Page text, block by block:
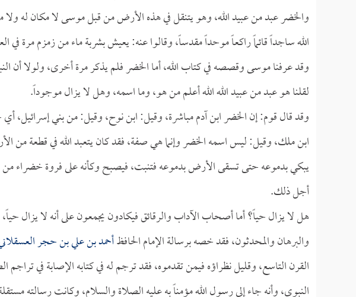
والخضر عبد من عبيد الله، وهو يتنقل في هذه الأرض من قبل موسى لا مكان له ولا
الله ساجداً قائماً راكعاً موحداً مقدساً، وقالوا عنه: يعيش بشربة ماء من زمزم مرة في
وقد عرفنا موسى وقصصه في كتاب الله، أما الخضر فلم يذكر مرة أخرى، ولولا أن
لقلنا هو عبد من عبيد الله الله أعلم من هو، وما اسمه، وهل لا يزال موجوداً.
وقد قال قوم: إن الخضر ابن آدم مباشرة، وقيل: ابن نوح، وقيل: من بني إسرائيل،
ابن ملك، وقيل: ليس اسمه الخضر وإنما هي صفة، فقد كان يتعبد الله في قطعة من
يبكي بدموعه حتى تسقى الأرض بدموعه فتنبت، فيصبح وكأنه على فروة خضراء
أجل ذلك.
هل لا يزال حياً؟ أما أصحاب الآداب والرقائق فيكادون يجمعون على أنه لا يزال
والبرهان والمحدثون، فقد خصه برسالة الإمام الحافظأحمد بن علي بن حجر
القرن التاسع، وقليل نظراؤه فيمن تقدموه، فقد ترجم له في كتابه الإصابة في تراجم
النبوي، وأنه جاء إلى رسول الله مؤمناً به عليه الصلاة والسلام، وكانت رسالته